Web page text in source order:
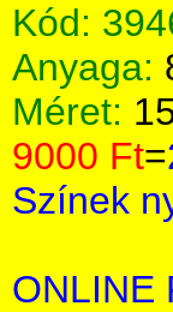
Kód:
Anyaga:
Méret:
9000 Ft=
Színek
ONLINE